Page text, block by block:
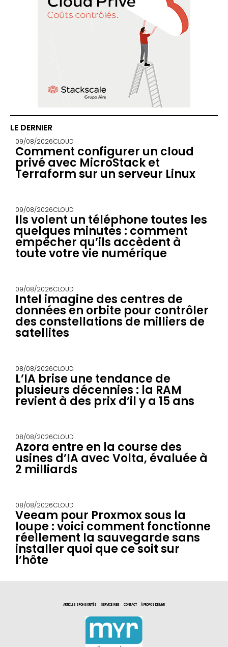
LE DERNIER
09/08/2026CLOUD
Comment configurer un cloud
privé avec MicroStack et
Terraform sur un serveur Linux
09/08/2026CLOUD
Ils volent un téléphone toutes les
quelques minutes : comment
empêcher qu’ils accèdent à
toute votre vie numérique
09/08/2026CLOUD
Intel imagine des centres de
données en orbite pour contrôler
des constellations de milliers de
satellites
08/08/2026CLOUD
L’IA brise une tendance de
plusieurs décennies : la RAM
revient à des prix d’il y a 15 ans
08/08/2026CLOUD
Azora entre en la course des
usines d’IA avec Volta, évaluée à
2 milliards
08/08/2026CLOUD
Veeam pour Proxmox sous la
loupe : voici comment fonctionne
réellement la sauvegarde sans
installer quoi que ce soit sur
l’hôte
ARTICLES SPONSORITÉS SERVICE WEB CONTACT À PROPOS DE MYR